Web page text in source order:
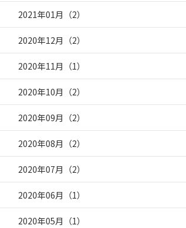
2021年01月 （2）
2020年12月 （2）
2020年11月 （1）
2020年10月 （2）
2020年09月 （2）
2020年08月 （2）
2020年07月 （2）
2020年06月 （1）
2020年05月 （1）